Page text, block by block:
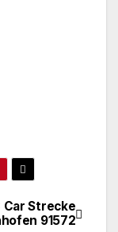
Car Strecke
91572